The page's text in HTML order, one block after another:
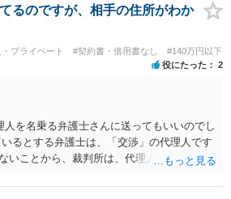
グ・オフの証拠の写しとともに）支払拒絶
や支払督促を行ってきた場合には全面的に
ーではないかと思います。弁護士会の相談
に強い弁護士（消費者保護委員会に所属し
ことをお勧めします。
るのですが、相手の住所がわか
プライベート #契約書・借用書なし #140万円以下
役にたった 2
を名乗る弁護士さんに送ってもいいのでし
るとする弁護士は、「交渉」の代理人です
いことから、裁判所は、代理人宛ての訴状
告）の住所で訴状を作成提出し、裁判所に